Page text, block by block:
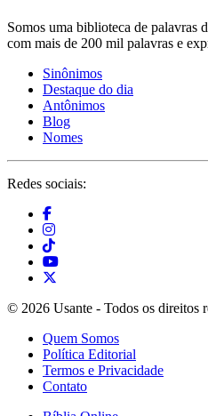
Somos uma biblioteca de palavras
com mais de 200 mil palavras e
Sinônimos
Destaque do dia
Antônimos
Blog
Nomes
Redes sociais:
© 2026 Usante - Todos os direitos
Quem Somos
Política Editorial
Termos e Privacidade
Contato